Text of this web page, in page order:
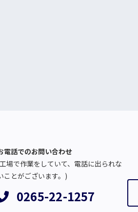
電話でのお問い合わせ
場で作業をしていて、電話に出られな
ことがございます。)
0265-22-1257